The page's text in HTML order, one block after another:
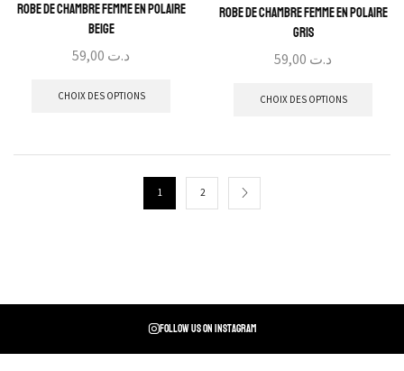
Robe de Chambre Femme En Polaire
Beige
د.ت
CHOIX DES OPTIONS
Robe de Chambre Femme En Polaire
Gris
د.ت
CHOIX DES OPTIONS
1 2
Follow us on instagram